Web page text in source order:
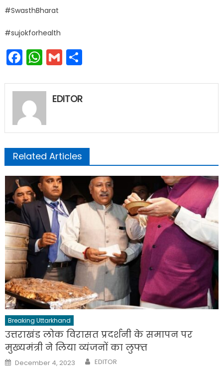
#SwasthBharat
#sujokforhealth
Facebook
WhatsApp
GmailShare
EDITOR
Related Articles
Breaking Uttarkhand
उत्तराखंड लोक विरासत प्रदर्शनी के समापन पर
मुख्यमंत्री ने लिया व्यंजनों का लुफ्त
Posted
on
December 4, 2023 Author
EDITOR